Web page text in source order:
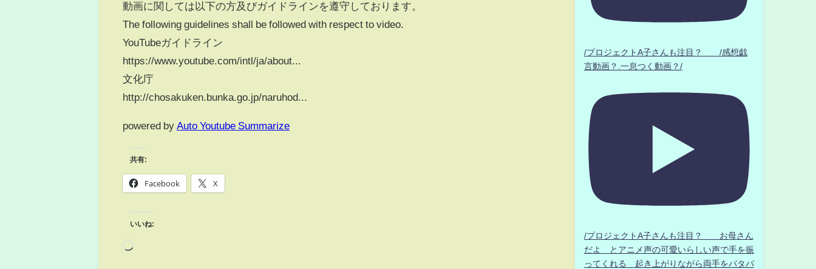
動画に関しては以下の方及びガイドラインを遵守しております。
The following guidelines shall be followed with respect to video.
YouTubeガイドライン
https://www.youtube.com/intl/ja/about...
文化庁
http://chosakuken.bunka.go.jp/naruhod...
powered by Auto Youtube Summarize
共有:
Facebook X
いいね:
/プロジェクトA子さんも注目？ /感想戯
言動画？.一息つく動画？/
/プロジェクトA子さんも注目？ お母さん
だよ とアニメ声の可愛いらしい声で手を振
ってくれる 起き上がりながら両手をパタパ